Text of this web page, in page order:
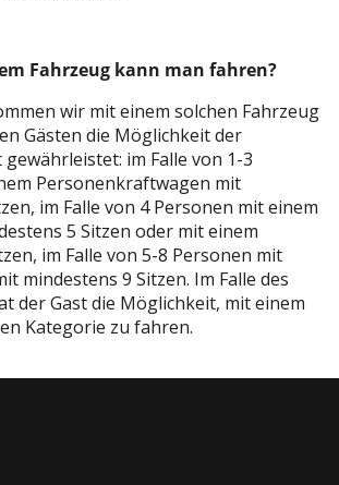
Fahrzeug kann man fahren?
wir mit einem solchen Fahrzeug
Gästen die Möglichkeit der
im Falle von 1-3
Personenkraftwagen mit
im Falle von 4 Personen mit einem
5 Sitzen oder mit einem
im Falle von 5-8 Personen mit
mindestens 9 Sitzen. Im Falle des
der Gast die Möglichkeit, mit einem
Kategorie zu fahren.